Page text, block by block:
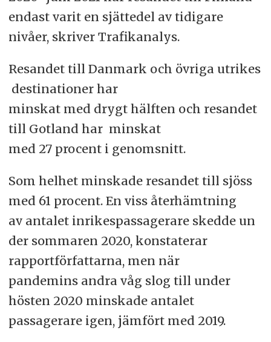
endast varit en sjättedel av tidigare
nivåer, skriver Trafikanalys.
Resandet till Danmark och övriga utrikes
destinationer har
minskat med drygt hälften och resandet
till Gotland har minskat
med 27 procent i genomsnitt.
Som helhet minskade resandet till sjöss
med 61 procent. En viss återhämtning
av antalet inrikespassagerare skedde un
der sommaren 2020, konstaterar
rapportförfattarna, men när
pandemins andra våg slog till under
hösten 2020 minskade antalet
passagerare igen, jämfört med 2019.